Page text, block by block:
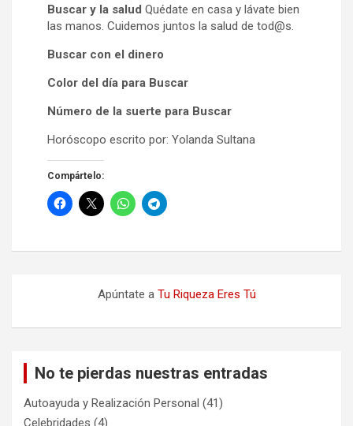
Buscar y la salud Quédate en casa y lávate bien
las manos. Cuidemos juntos la salud de tod@s.
Buscar con el dinero
Color del día para Buscar
Número de la suerte para Buscar
Horóscopo escrito por: Yolanda Sultana
Compártelo:
Apúntate a Tu Riqueza Eres Tú
No te pierdas nuestras entradas
Autoayuda y Realización Personal (41)
Celebridades (4)